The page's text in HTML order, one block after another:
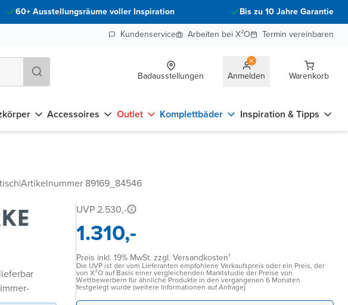
60+ Ausstellungsräume voller Inspiration
Bis zu 10 Jahre Garantie
Kundenservice
Arbeiten bei X²O Termin vereinbaren
Badausstellungen Anmelden Warenkorb
Accessoires Outlet Komplettbäder Inspiration & Tipps
|Artikelnummer 89169_84546
UVP 2.530,-
1.310,-
Preis inkl. 19% MwSt. zzgl. Versandkosten¹
Die UVP ist der vom Lieferanten empfohlene Verkaufspreis oder ein Preis, der
von X²O auf Basis einer vergleichenden Marktstudie der Preise von
Wettbewerbern für ähnliche Produkte in den vergangenen 6 Monaten
festgelegt wurde (weitere Informationen auf Anfrage)